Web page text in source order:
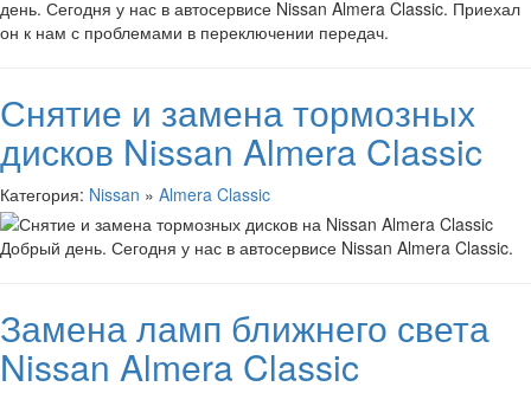
день. Сегодня у нас в автосервисе Nissan Almera Classic. Приехал
он к нам с проблемами в переключении передач.
Снятие и замена тормозных
дисков Nissan Almera Classic
Категория: Nissan » Almera Classic
Добрый день. Сегодня у нас в автосервисе Nissan Almera Classic.
Замена ламп ближнего света
Nissan Almera Classic